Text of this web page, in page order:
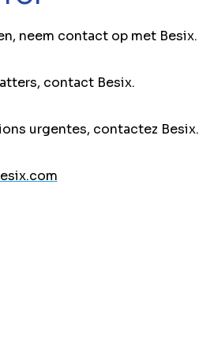
neem contact op met Besix.
contact Besix.
urgentes, contactez Besix.